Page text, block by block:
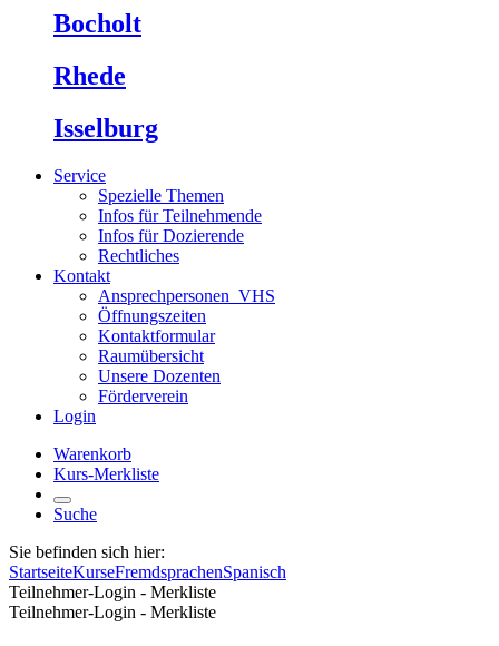
Bocholt
Rhede
Isselburg
Service
Spezielle Themen
Infos für Teilnehmende
Infos für Dozierende
Rechtliches
Kontakt
Ansprechpersonen_VHS
Öffnungszeiten
Kontaktformular
Raumübersicht
Unsere Dozenten
Förderverein
Login
Warenkorb
Kurs-Merkliste
Suche
Sie befinden sich hier:
StartseiteKurseFremdsprachenSpanisch
Teilnehmer-Login - Merkliste
Teilnehmer-Login - Merkliste